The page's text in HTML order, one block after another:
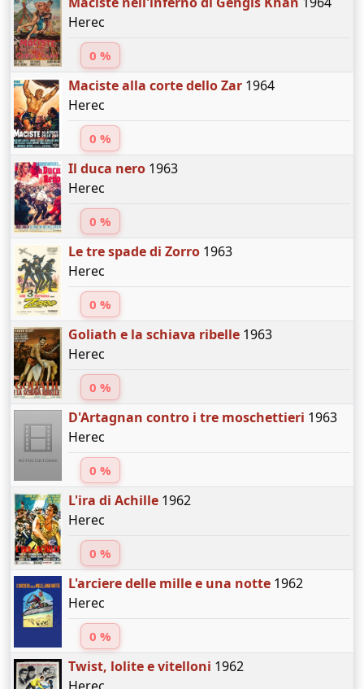
Herec
0 %
Maciste alla corte dello Zar1964
Herec
0 %
Il duca nero1963
Herec
0 %
Le tre spade di Zorro1963
Herec
0 %
Goliath e la schiava ribelle1963
Herec
0 %
D'Artagnan contro i tre moschettieri 1963
Herec
0 %
L'ira di Achille1962
Herec
0 %
L'arciere delle mille e una notte1962
Herec
0 %
Twist, lolite e vitelloni 1962